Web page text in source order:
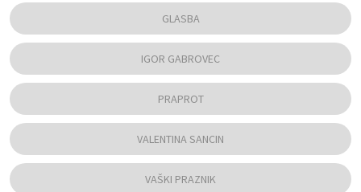
GLASBA
IGOR GABROVEC
PRAPROT
VALENTINA SANCIN
VAŠKI PRAZNIK